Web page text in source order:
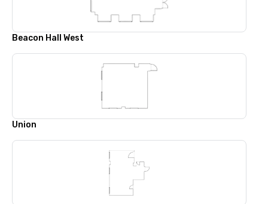
Beacon Hall West
Union